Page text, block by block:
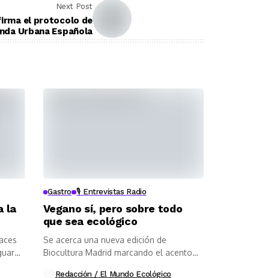
Next Post
el protocolo de
Urbana Española
la
Gastro 🎙️ Entrevistas Radio
Vegano sí, pero sobre todo
que sea ecológico
Se acerca una nueva edición de
Biocultura Madrid marcando el acento
Redacción / El Mundo Ecológico